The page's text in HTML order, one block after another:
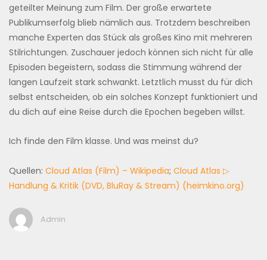
geteilter Meinung zum Film. Der große erwartete
Publikumserfolg blieb nämlich aus. Trotzdem beschreiben
manche Experten das Stück als großes Kino mit mehreren
Stilrichtungen. Zuschauer jedoch können sich nicht für alle
Episoden begeistern, sodass die Stimmung während der
langen Laufzeit stark schwankt. Letztlich musst du für dich
selbst entscheiden, ob ein solches Konzept funktioniert und
du dich auf eine Reise durch die Epochen begeben willst.
Ich finde den Film klasse. Und was meinst du?
Quellen: Cloud Atlas (Film) – Wikipedia; Cloud Atlas ▷
Handlung & Kritik (DVD, BluRay & Stream) (heimkino.org)
Admin